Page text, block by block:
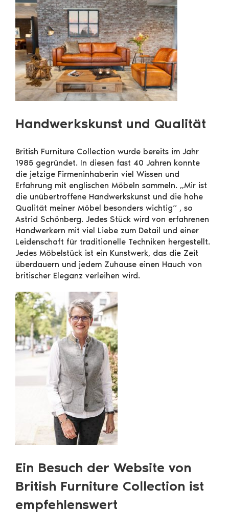
Handwerkskunst und Qualität
British Furniture Collection wurde bereits im Jahr
1985 gegründet. In diesen fast 40 Jahren konnte
die jetzige Firmeninhaberin viel Wissen und
Erfahrung mit englischen Möbeln sammeln. „Mir ist
die unübertroffene Handwerkskunst und die hohe
Qualität meiner Möbel besonders wichtig“ , so
Astrid Schönberg. Jedes Stück wird von erfahrenen
Handwerkern mit viel Liebe zum Detail und einer
Leidenschaft für traditionelle Techniken hergestellt.
Jedes Möbelstück ist ein Kunstwerk, das die Zeit
überdauern und jedem Zuhause einen Hauch von
britischer Eleganz verleihen wird.
Ein Besuch der Website von
British Furniture Collection ist
empfehlenswert